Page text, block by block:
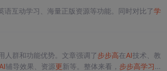
语互动学习、海量正版资源等功能。同时对比了学
人群和功能优势。文章强调了步步高在AI技术、教
AI辅导效果、资源更新等。整体来看， 步步高学习机